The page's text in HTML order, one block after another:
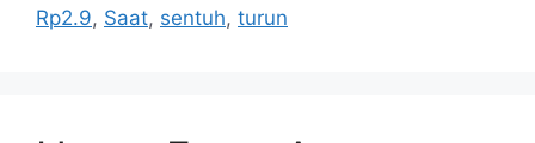
Rp2.9, Saat, sentuh, turun